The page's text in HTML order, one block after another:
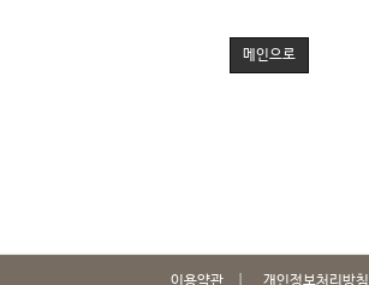
메인으로
이용약관 개인정보처리방침